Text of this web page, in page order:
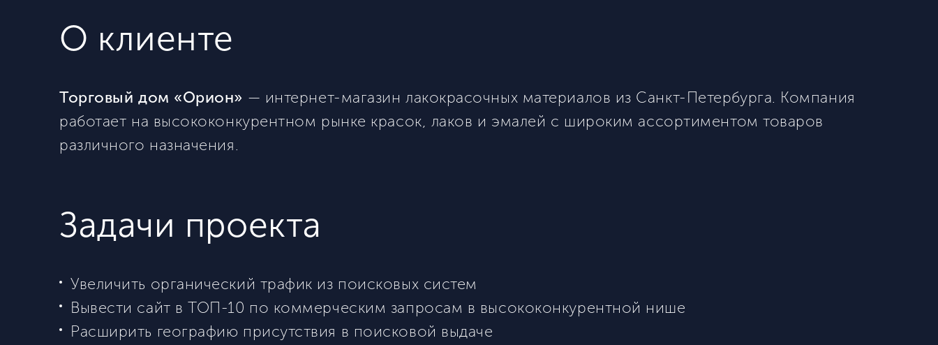
О клиенте
Торговый дом «Орион» — интернет-магазин лакокрасочных материалов из Санкт-Петербурга. Компания
работает на высококонкурентном рынке красок, лаков и эмалей с широким ассортиментом товаров
различного назначения.
Задачи проекта
Увеличить органический трафик из поисковых систем
Вывести сайт в ТОП-10 по коммерческим запросам в высококонкурентной нише
Расширить географию присутствия в поисковой выдаче